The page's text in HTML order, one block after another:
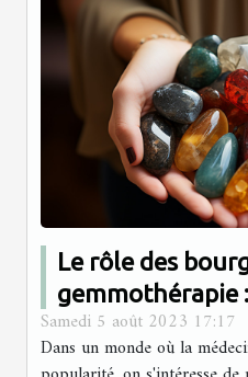
Le rôle des
gemmothérapie
scientifique
Samedi 5 août 2023 17:17
Dans un monde où la